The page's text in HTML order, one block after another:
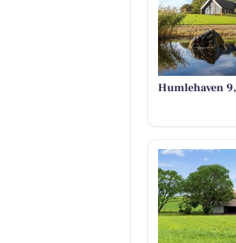
Humlehaven